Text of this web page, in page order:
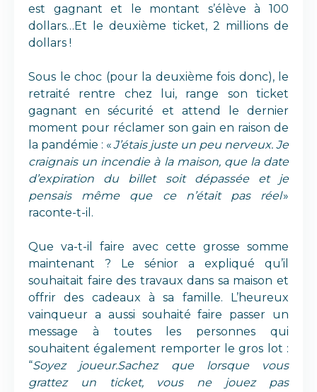
est gagnant et le montant s’élève à 100
dollars…Et le deuxième ticket, 2 millions de
dollars !
Sous le choc (pour la deuxième fois donc), le
retraité rentre chez lui, range son ticket
gagnant en sécurité et attend le dernier
moment pour réclamer son gain en raison de
la pandémie : «J’étais juste un peu nerveux. Je
craignais un incendie à la maison, que la date
d’expiration du billet soit dépassée et je
pensais même que ce n’était pas réel»
raconte-t-il.
Que va-t-il faire avec cette grosse somme
maintenant ? Le sénior a expliqué qu’il
souhaitait faire des travaux dans sa maison et
offrir des cadeaux à sa famille. L’heureux
vainqueur a aussi souhaité faire passer un
message à toutes les personnes qui
souhaitent également remporter le gros lot :
“Soyez joueur.Sachez que lorsque vous
grattez un ticket, vous ne jouez pas